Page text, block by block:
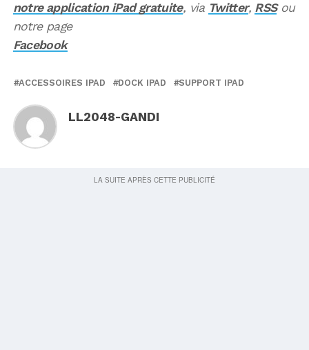
notre application iPad gratuite, via Twitter, RSSou
notre page
Facebook
ACCESSOIRES IPAD DOCK IPAD SUPPORT IPAD
LL2048-GANDI